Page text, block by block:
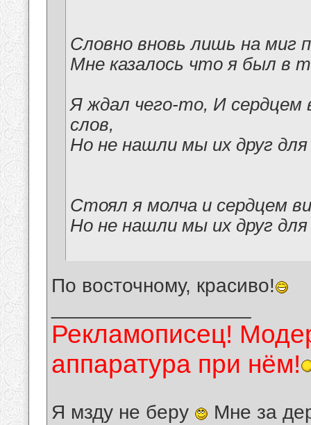
Словно вновь лишь на миг
Мне казалось что я был в
Я ждал чего-то, И сердцем
слов,
Но не нашли мы их друг
Стоял я молча и сердцем
Но не нашли мы их друг
По восточному, красиво!
Рекламописец!
аппаратура при нём!
Я мзду не беру Мне за